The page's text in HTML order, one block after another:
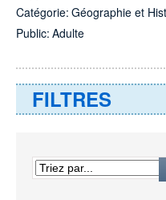
Catégorie: Géographie et
Public: Adulte
FILTRES